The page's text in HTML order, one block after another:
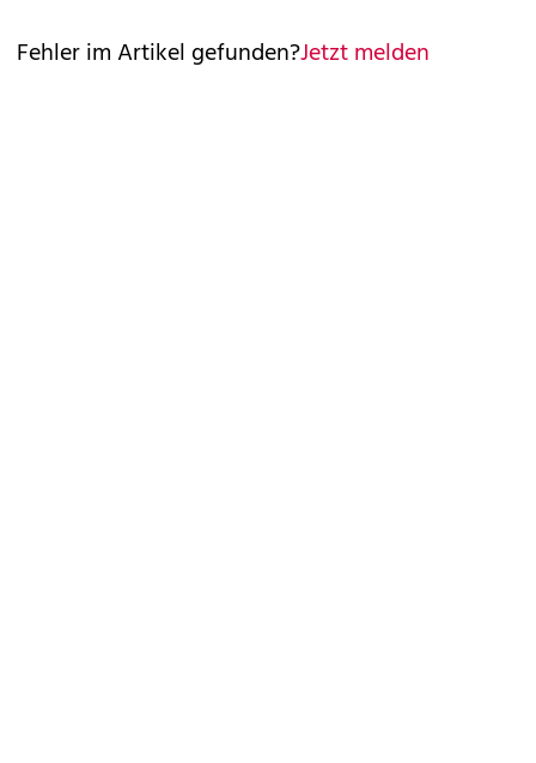
Fehler im Artikel gefunden?Jetzt melden